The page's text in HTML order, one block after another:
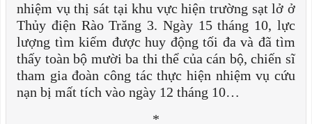
nhiệm vụ thị sát tại khu vực hiện trường sạt lở ở
Thủy điện Rào Trăng 3. Ngày 15 tháng 10, lực
lượng tìm kiếm được huy động tối đa và đã tìm
thấy toàn bộ mười ba thi thể của cán bộ, chiến sĩ
tham gia đoàn công tác thực hiện nhiệm vụ cứu
nạn bị mất tích vào ngày 12 tháng 10…
*